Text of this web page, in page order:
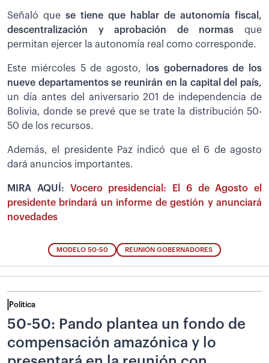
Señaló que se tiene que hablar de autonomía fiscal,
descentralización y aprobación de normas que
permitan ejercer la autonomía real como corresponde.
Este miércoles 5 de agosto, l os gobernadores de los
nueve departamentos se reunirán en la capital del país,
un día antes del aniversario 201 de independencia de
Bolivia, donde se prevé que se trate la distribución 50-
50 de los recursos.
Además, el presidente Paz indicó que el 6 de agosto
dará anuncios importantes.
MIRA AQUÍ: Vocero presidencial: El 6 de Agosto el
presidente brindará un informe de gestión y anunciará
novedades
MODELO 50-50 REUNIÓN GOBERNADORES
Política
50-50: Pando plantea un fondo de
compensación amazónica y lo